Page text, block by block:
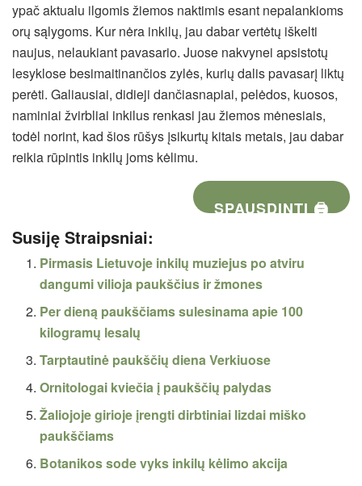
ypač aktualu ilgomis žiemos naktimis esant nepalankioms
orų sąlygoms. Kur nėra inkilų, jau dabar vertėtų iškelti
naujus, nelaukiant pavasario. Juose nakvynei apsistotų
lesyklose besimaitinančios zylės, kurių dalis pavasarį liktų
perėti. Galiausiai, didieji dančiasnapiai, pelėdos, kuosos,
naminiai žvirbliai inkilus renkasi jau žiemos mėnesiais,
todėl norint, kad šios rūšys įsikurtų kitais metais, jau dabar
reikia rūpintis inkilų joms kėlimu.
SPAUSDINTI 🖨
Susiję Straipsniai:
Pirmasis Lietuvoje inkilų muziejus po atviru
dangumi vilioja paukščius ir žmones
Per dieną paukščiams sulesinama apie 100
kilogramų lesalų
Tarptautinė paukščių diena Verkiuose
Ornitologai kviečia į paukščių palydas
Žaliojoje girioje įrengti dirbtiniai lizdai miško
paukščiams
Botanikos sode vyks inkilų kėlimo akcija